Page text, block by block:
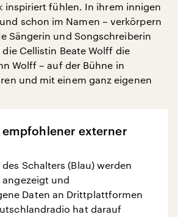
inspiriert fühlen. In ihrem innigen
schon im Namen – verkörpern
Sängerin und Songschreiberin
Cellistin Beate Wolff die
Wolff – auf der Bühne in
und mit einem ganz eigenen
empfohlener externer
Schalters (Blau) werden
und
Daten an Drittplattformen
hat darauf